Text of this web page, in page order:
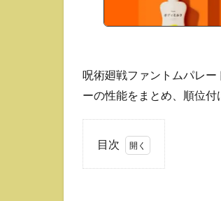
呪術廻戦ファントムパレ
ーの性能をまとめ、順位付
目次